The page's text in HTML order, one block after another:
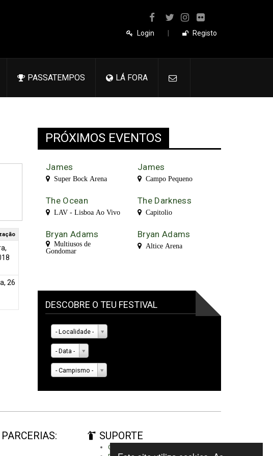
Login Registo
PASSATEMPOS LÁ FORA
26
PRÓXIMOS EVENTOS
James
Super Bock Arena
James
Campo Pequeno
The Ocean
LAV - Lisboa Ao Vivo
The Darkness
Capitolio
Bryan Adams
Multiusos de
Gondomar
Bryan Adams
Altice Arena
DESCOBRE O TEU FESTIVAL
- Localidade -
- Data -
- Campismo -
SUPORTE
Criar conta